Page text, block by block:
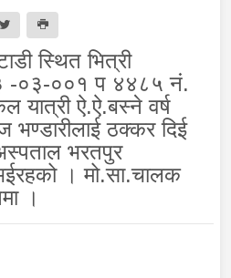
स्थित भित्री
-०३-००१ प ४४८५ नं.
यात्री ऐ.ऐ.बस्ने वर्ष
ठक्कर दिई
भरतपुर
। मो.सा.चालक
।